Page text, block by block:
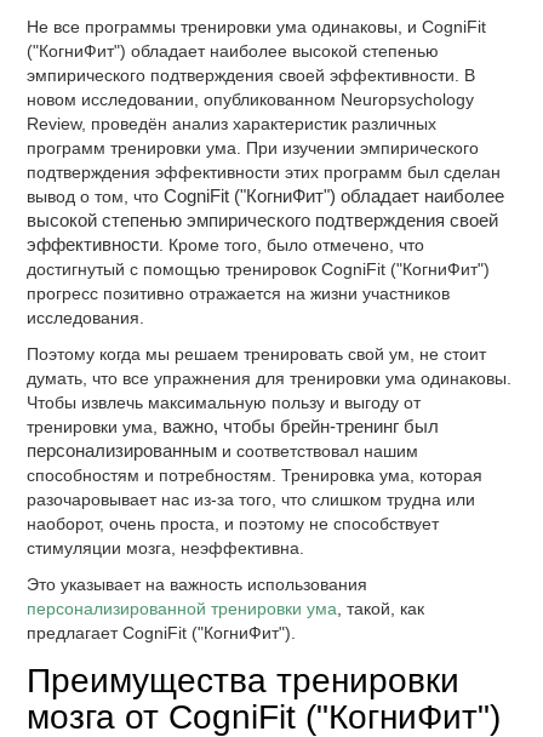
Не все программы тренировки ума одинаковы, и CogniFit
("КогниФит") обладает наиболее высокой степенью
эмпирического подтверждения своей эффективности. В
новом исследовании, опубликованном Neuropsychology
Review, проведён анализ характеристик различных
программ тренировки ума. При изучении эмпирического
подтверждения эффективности этих программ был сделан
вывод о том, чтоCogniFit ("КогниФит") обладает наиболее
высокой степенью эмпирического подтверждения своей
эффективности . Кроме того, было отмечено, что
достигнутый с помощью тренировок CogniFit ("КогниФит")
прогресс позитивно отражается на жизни участников
исследования.
Поэтому когда мы решаем тренировать свой ум, не стоит
думать, что все упражнения для тренировки ума одинаковы.
Чтобы извлечь максимальную пользу и выгоду от
тренировки ума, важно, чтобы брейн-тренинг был
персонализированным и соответствовал нашим
способностям и потребностям. Тренировка ума, которая
разочаровывает нас из-за того, что слишком трудна или
наоборот, очень проста, и поэтому не способствует
стимуляции мозга, неэффективна.
Это указывает на важность использования
персонализированной тренировки ума , такой, как
предлагает CogniFit ("КогниФит").
Преимущества тренировки
мозга от CogniFit ("КогниФит")